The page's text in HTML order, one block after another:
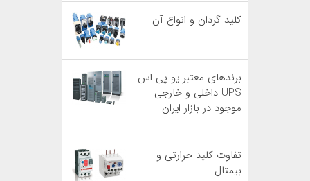
کلید گردان و انواع آن
برندهای معتبر یو پی اس
UPS داخلی و خارجی
موجود در بازار ایران
تفاوت کلید حرارتی و
بیمتال